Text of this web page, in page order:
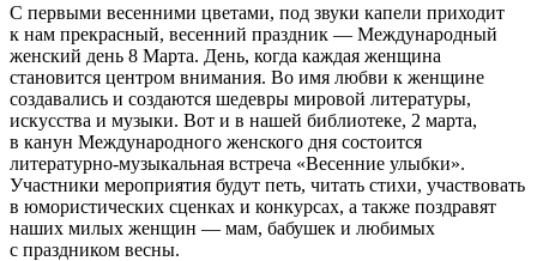
С первыми весенними цветами, под звуки капели приходит
к нам прекрасный, весенний праздник — Международный
женский день 8 Марта. День, когда каждая женщина
становится центром внимания. Во имя любви к женщине
создавались и создаются шедевры мировой литературы,
искусства и музыки. Вот и в нашей библиотеке, 2 марта,
в канун Международного женского дня состоится
литературно-музыкальная встреча «Весенние улыбки».
Участники мероприятия будут петь, читать стихи, участвовать
в юмористических сценках и конкурсах, а также поздравят
наших милых женщин — мам, бабушек и любимых
с праздником весны.